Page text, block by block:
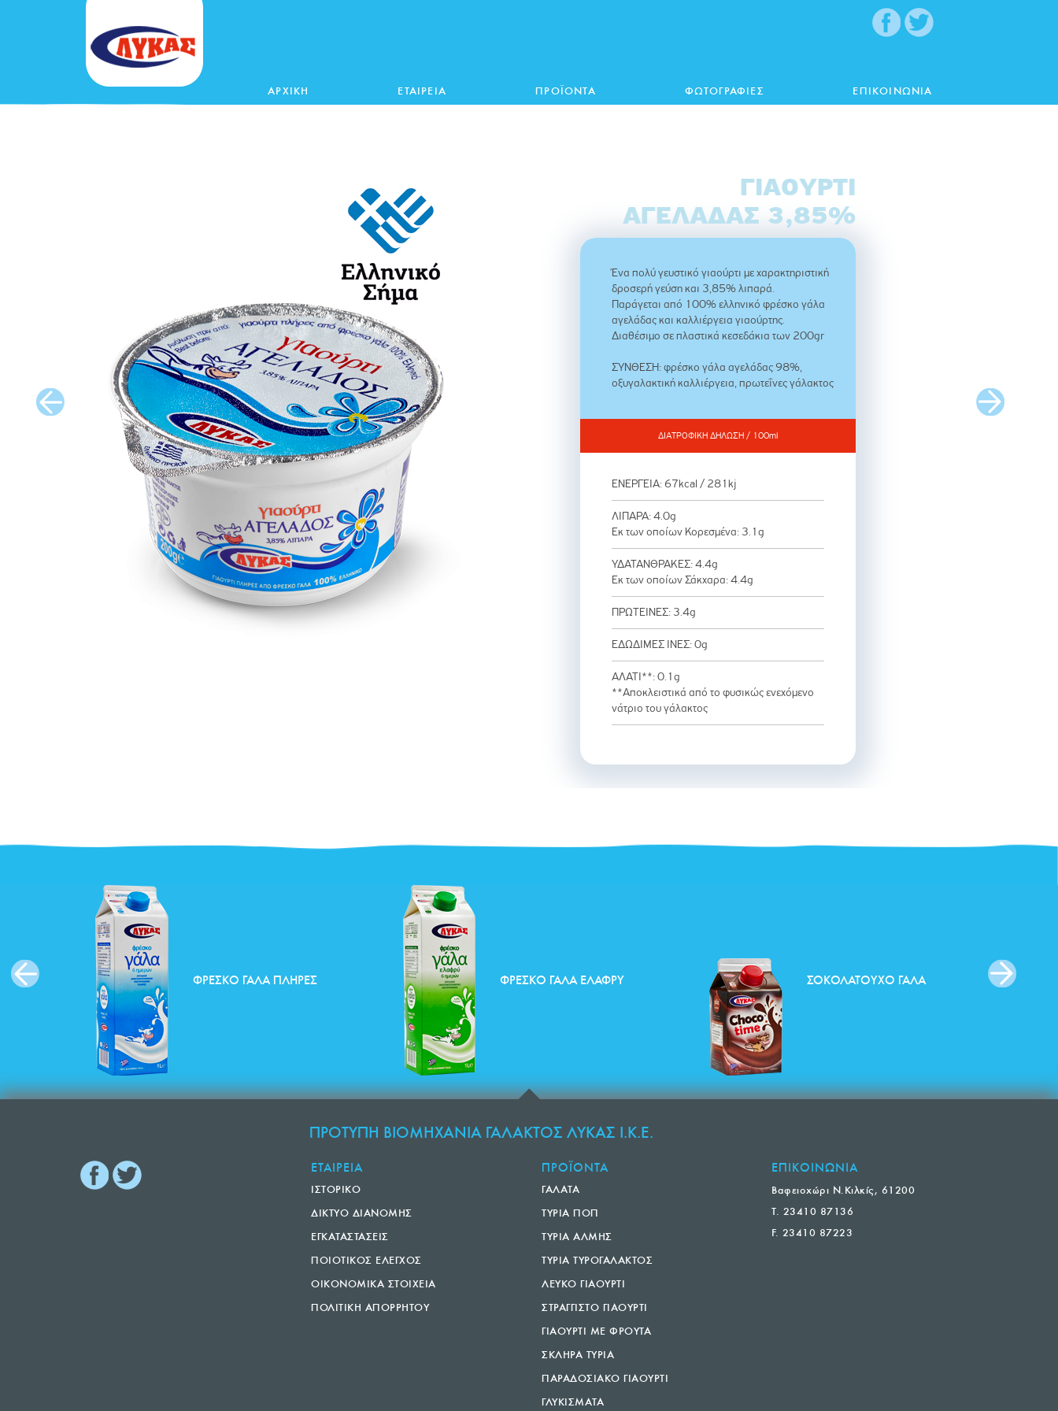
ΑΡΧΙΚΗ ΕΤΑΙΡΕΙΑ ΠΡΟΪΟΝΤΑ ΦΩΤΟΓΡΑΦΙΕΣ ΕΠΙΚΟΙΝΩΝΙΑ
ΓΙΑΟΎΡΤΙ
ΑΓΕΛΆΔΑΣ 3,85%
Ένα πολύ γευστικό γιαούρτι με χαρακτηριστική
δροσερή γεύση και 3,85% λιπαρά.
Παράγεται από 100% ελληνικό φρέσκο γάλα
αγελάδας και καλλιέργεια γιαούρτης.
Διαθέσιμο σε πλαστικά κεσεδάκια των 200gr
ΣΥΝΘΕΣΗ: φρέσκο γάλα αγελάδας 98%,
οξυγαλακτική καλλιέργεια, πρωτεΐνες γάλακτος
ΔΙΑΤΡΟΦΙΚΗ ΔΗΛΩΣΗ / 100ml
ΕΝΕΡΓΕΙΑ: 67kcal / 281kj
ΛΙΠΑΡΑ: 4.0g
Εκ των οποίων Κορεσμένα: 3.1g
ΥΔΑΤΑΝΘΡΑΚΕΣ: 4.4g
Εκ των οποίων Σάκχαρα: 4.4g
ΠΡΩΤΕΙΝΕΣ: 3.4g
ΕΔΩΔΙΜΕΣ ΙΝΕΣ: 0g
ΑΛΑΤΙ**: 0.1g
**Αποκλειστικά από το φυσικώς ενεχόμενο
νάτριο του γάλακτος
ΦΡΈΣΚΟ ΓΆΛΑ ΠΛΉΡΕΣ ΦΡΈΣΚΟ ΓΆΛΑ ΕΛΑΦΡΎ ΣΟΚΟΛΑΤΟΎΧΟ ΓΆΛΑ
ΠΡΟΤΥΠΗ ΒΙΟΜΗΧΑΝΙΑ ΓΑΛΑΚΤΟΣ ΛΥΚΑΣ Ι.Κ.Ε.
ΕΤΑΙΡΕΙΑ
ΙΣΤΟΡΙΚΟ
ΔΙΚΤΥΟ ΔΙΑΝΟΜΗΣ
ΕΓΚΑΤΑΣΤΑΣΕΙΣ
ΠΟΙΟΤΙΚΟΣ ΕΛΕΓΧΟΣ
ΟΙΚΟΝΟΜΙΚΑ ΣΤΟΙΧΕΙΑ
ΠΟΛΙΤΙΚΗ ΑΠΟΡΡΗΤΟΥ
ΠΡΟΪΟΝΤΑ
ΓΑΛΑΤΑ
ΤΥΡΙΑ ΠΟΠ
ΤΥΡΙΑ ΑΛΜΗΣ
ΤΥΡΙΑ ΤΥΡΟΓΑΛΑΚΤΟΣ
ΛΕΥΚΟ ΓΙΑΟΥΡΤΙ
ΣΤΡΑΓΓΙΣΤΟ ΓΙΑΟΥΡΤΙ
ΓΙΑΟΥΡΤΙ ΜΕ ΦΡΟΥΤΑ
ΣΚΛΗΡΑ ΤΥΡΙΑ
ΠΑΡΑΔΟΣΙΑΚΟ ΓΙΑΟΥΡΤΙ
ΓΛΥΚΙΣΜΑΤΑ
ΕΠΙΚΟΙΝΩΝΙΑ
Βαφειοχώρι Ν.Κιλκίς, 61200
T. 23410 87136
F. 23410 87223